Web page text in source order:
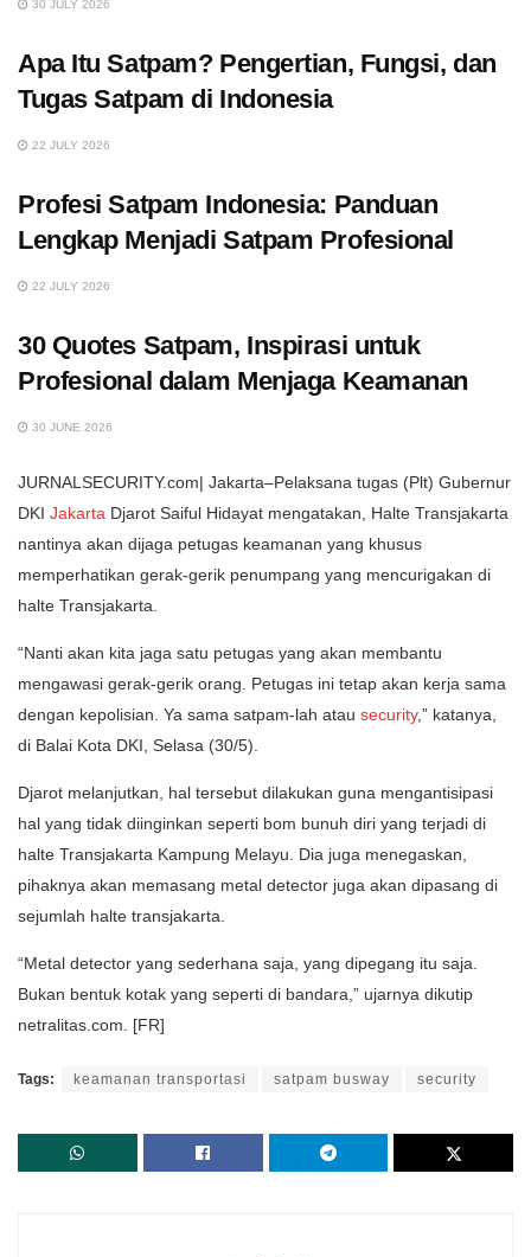
30 JULY 2026
Apa Itu Satpam? Pengertian, Fungsi, dan
Tugas Satpam di Indonesia
22 JULY 2026
Profesi Satpam Indonesia: Panduan
Lengkap Menjadi Satpam Profesional
22 JULY 2026
30 Quotes Satpam, Inspirasi untuk
Profesional dalam Menjaga Keamanan
30 JUNE 2026
JURNALSECURITY.com| Jakarta–Pelaksana tugas (Plt) Gubernur
DKI Jakarta Djarot Saiful Hidayat mengatakan, Halte Transjakarta
nantinya akan dijaga petugas keamanan yang khusus
memperhatikan gerak-gerik penumpang yang mencurigakan di
halte Transjakarta.
“Nanti akan kita jaga satu petugas yang akan membantu
mengawasi gerak-gerik orang. Petugas ini tetap akan kerja sama
dengan kepolisian. Ya sama satpam-lah atau security,” katanya,
di Balai Kota DKI, Selasa (30/5).
Djarot melanjutkan, hal tersebut dilakukan guna mengantisipasi
hal yang tidak diinginkan seperti bom bunuh diri yang terjadi di
halte Transjakarta Kampung Melayu. Dia juga menegaskan,
pihaknya akan memasang metal detector juga akan dipasang di
sejumlah halte transjakarta.
“Metal detector yang sederhana saja, yang dipegang itu saja.
Bukan bentuk kotak yang seperti di bandara,” ujarnya dikutip
netralitas.com. [FR]
Tags: keamanan transportasi satpam busway security